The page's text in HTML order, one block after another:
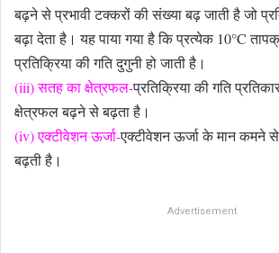
बढ़ने से प्रभावी टक्करों की संख्या बढ़ जाती है जो
बढ़ा देता है। यह पाया गया है कि प्रत्येक 10°C
प्रतिक्रिया की गति दुगुनी हो जाती है।
(iii) सतह का क्षेत्रफल-प्रतिक्रिया की गति
क्षेत्रफल बढ़ने से बढ़ता है।
(iv) एक्टीवेशन ऊर्जा-एक्टीवेशन ऊर्जा के मान कमने से
बढ़ती है।
Advertisement